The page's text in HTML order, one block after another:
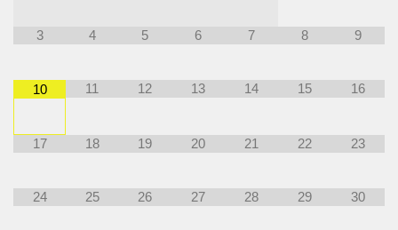
3 4 5 6 7 8 9
10 11 12 13 14 15 16
17 18 19 20 21 22 23
24 25 26 27 28 29 30